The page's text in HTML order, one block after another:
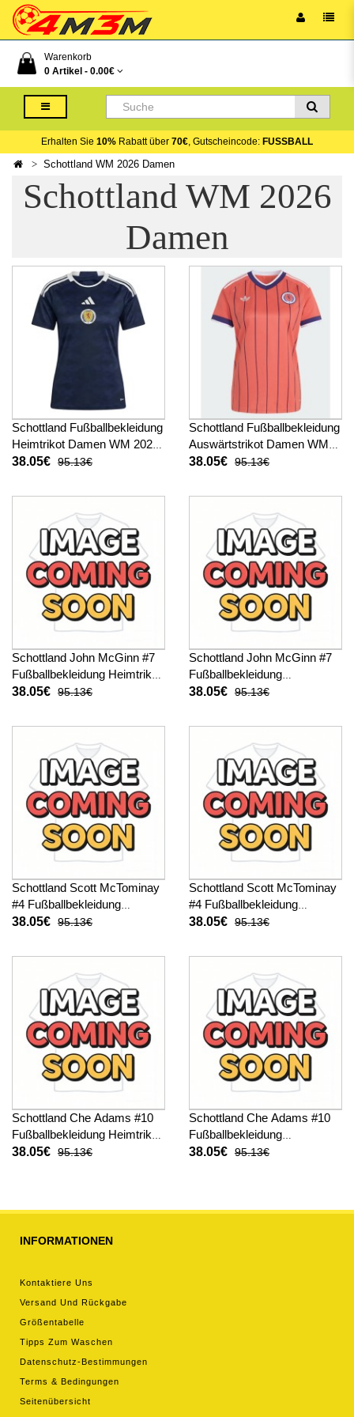
Warenkorb
0 Artikel - 0.00€
Erhalten Sie 10% Rabatt über 70€, Gutscheincode: FUSSBALL
Schottland WM 2026 Damen
Schottland WM 2026
Damen
Schottland Fußballbekleidung
Heimtrikot Damen WM 2026
Kurzarm
38.05€ 95.13€
Schottland Fußballbekleidung
Auswärtstrikot Damen WM
2026 Kurzarm
38.05€ 95.13€
Schottland John McGinn #7
Fußballbekleidung Heimtrikot
Damen WM 2026 Kurzarm
38.05€ 95.13€
Schottland John McGinn #7
Fußballbekleidung
Auswärtstrikot Damen WM
38.05€ 95.13€
Schottland Scott McTominay
#4 Fußballbekleidung
Heimtrikot Damen WM 2026
38.05€ 95.13€
Schottland Scott McTominay
#4 Fußballbekleidung
Auswärtstrikot Damen WM
38.05€ 95.13€
Schottland Che Adams #10
Fußballbekleidung Heimtrikot
Damen WM 2026 Kurzarm
38.05€ 95.13€
Schottland Che Adams #10
Fußballbekleidung
Auswärtstrikot Damen WM
38.05€ 95.13€
INFORMATIONEN
Kontaktiere Uns
Versand Und Rückgabe
Größentabelle
Tipps Zum Waschen
Datenschutz-Bestimmungen
Terms & Bedingungen
Seitenübersicht